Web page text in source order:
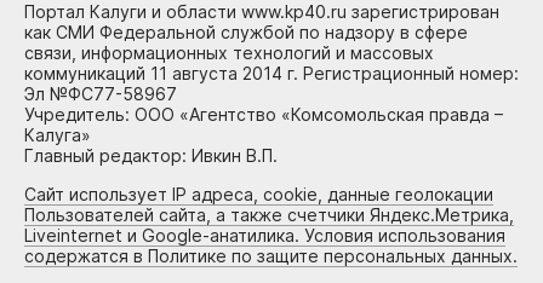
Портал Калуги и области www.kp40.ru зарегистрирован
как СМИ Федеральной службой по надзору в сфере
связи, информационных технологий и массовых
коммуникаций 11 августа 2014 г. Регистрационный номер:
Эл №ФС77-58967
Учредитель: ООО «Агентство «Комсомольская правда –
Калуга»
Главный редактор: Ивкин В.П.
Сайт использует IP адреса, cookie, данные геолокации
Пользователей сайта, а также счетчики Яндекс.Метрика,
Liveinternet и Google-анатилика. Условия использования
содержатся в Политике по защите персональных данных.